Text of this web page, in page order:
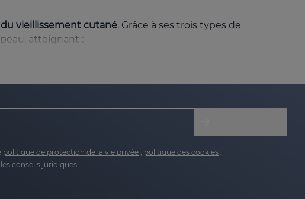
vieillissement cutané. Grâce à ses trois types de
atteignant :
fondamentaux pour la fermeté et l'élasticité de la
laissant la peau douce et souple, avec une
politique de protection de la vie privée , politique des cookies ,
conseils juridiques